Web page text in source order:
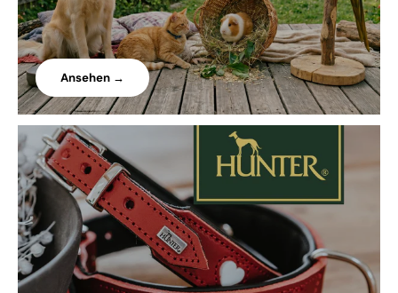
Ansehen →